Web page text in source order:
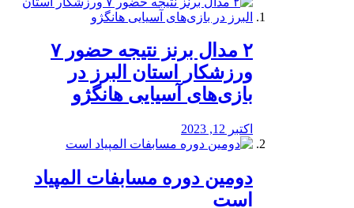
۲ مدال برنز نتیجه حضور ۷
ورزشکار استان البرز در
بازی‌های آسیایی هانگژو
اکتبر 12, 2023
دومین دوره مسابفات المپیاد
است